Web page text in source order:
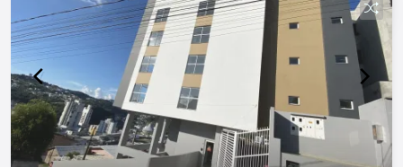
Condomínio; Luz; IPTU e Seguro Incêndio.